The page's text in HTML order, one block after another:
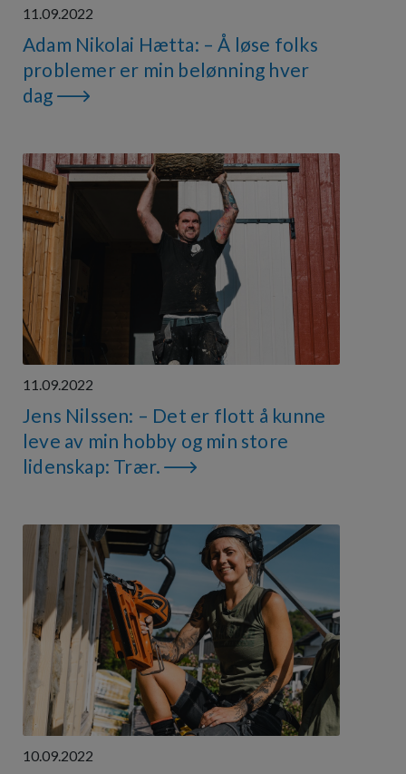
11.09.2022
Adam Nikolai Hætta: – Å løse folks
problemer er min belønning hver
dag
11.09.2022
Jens Nilssen: – Det er flott å kunne
leve av min hobby og min store
lidenskap: Trær.
10.09.2022